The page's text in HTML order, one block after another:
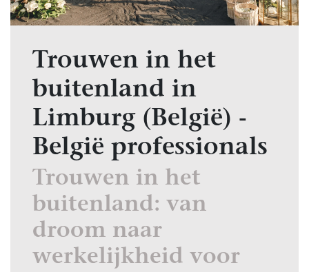
Trouwen in het
buitenland in
Limburg (België) -
België professionals
Trouwen in het
buitenland: van
droom naar
werkelijkheid voor